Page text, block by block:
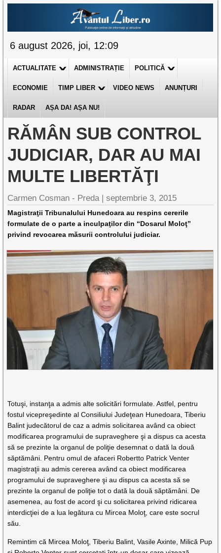
6 august 2026, joi, 12:09
ACTUALITATE ADMINISTRAȚIE POLITICĂ
ECONOMIE TIMP LIBER VIDEO NEWS ANUNȚURI
RADAR AȘA DA! AȘA NU!
RĂMÂN SUB CONTROL
JUDICIAR, DAR AU MAI
MULTE LIBERTĂŢI
Carmen Cosman - Preda |septembrie 3, 2015
Magistraţii Tribunalului Hunedoara au respins cererile
formulate de o parte a inculpaţilor din “Dosarul Moloţ”
privind revocarea măsurii controlului judiciar.
Totuşi, instanţa a admis alte solicitări formulate. Astfel, pentru
fostul vicepreşedinte al Consiliului Judeţean Hunedoara, Tiberiu
Balint judecătorul de caz a admis solicitarea având ca obiect
modificarea programului de supraveghere şi a dispus ca acesta
să se prezinte la organul de poliţie desemnat o dată la două
săptămâni. Pentru omul de afaceri Robertto Patrick Venter
magistraţii au admis cererea având ca obiect modificarea
programului de supraveghere şi au dispus ca acesta să se
prezinte la organul de poliţie tot o dată la două săptămâni. De
asemenea, au fost de acord şi cu solicitarea privind ridicarea
interdicţiei de a lua legătura cu Mircea Moloţ, care este socrul
său.
Remintim că Mircea Moloţ, Tiberiu Balint, Vasile Axinte, Milică Pup